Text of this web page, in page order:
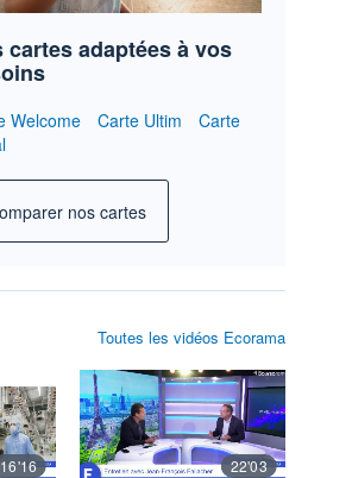
cartes adaptées à vos
Welcome Carte Ultim
Carte
nos cartes
Toutes les vidéos Ecorama
16'16 22'03